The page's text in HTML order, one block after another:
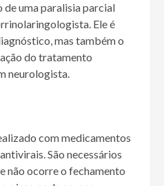
de uma paralisia parcial
Ele é
mas também o
do tratamento
neurologista.
com medicamentos
São necessários
não ocorre o fechamento